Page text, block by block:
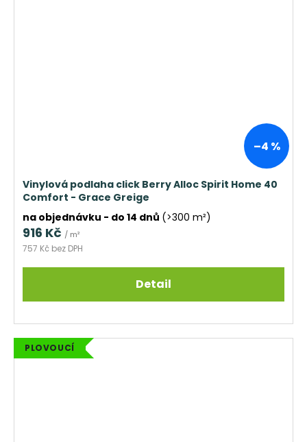
–4 %
Vinylová podlaha click Berry Alloc Spirit Home 40
Comfort - Grace Greige
na objednávku - do 14 dnů (>300 m²)
757 Kč bez DPH
916 Kč / m²
Detail
PLOVOUCÍ